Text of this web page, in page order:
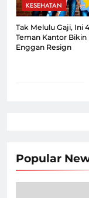
KESEHATAN
Tak Melulu Gaji, Ini
Teman Kantor Bikin
Enggan Resign
Popular